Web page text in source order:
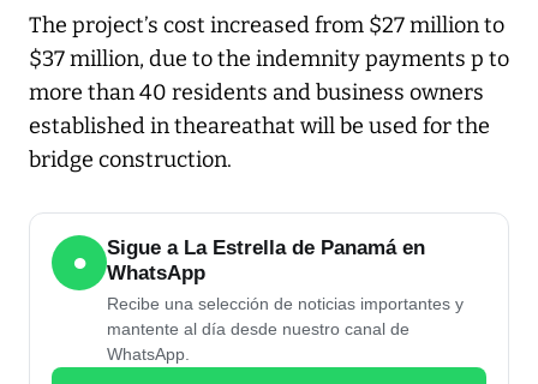
The project’s cost increased from $27 million to
$37 million, due to the indemnity payments p to
more than 40 residents and business owners
established in theareathat will be used for the
bridge construction.
●
Sigue a La Estrella de Panamá en
WhatsApp
Recibe una selección de noticias importantes y
mantente al día desde nuestro canal de
WhatsApp.